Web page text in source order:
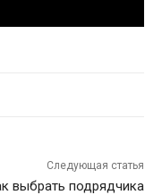
Следующая статья
выбрать подрядчика